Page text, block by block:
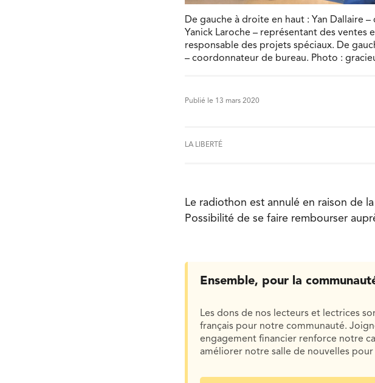
De gauche à droite en haut : Yan Dallaire
Yanick Laroche – représentant des ventes
responsable des projets spéciaux. De
– coordonnateur de bureau. Photo :
Publié le 13 mars 2020
LA LIBERTÉ
Le radiothon est annulé en raison de
Possibilité de se faire rembourser
Ensemble, pour la
Les dons de nos lecteurs et lectrices
français pour notre communauté.
engagement financier renforce notre
améliorer notre salle de nouvelles pour